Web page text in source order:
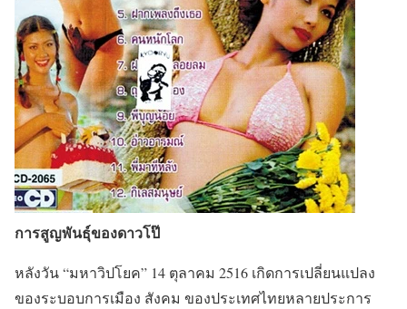
การสูญพันธุ์ของดาวโป๊
หลังวัน “มหาวิปโยค” 14 ตุลาคม 2516 เกิดการเปลี่ยนแปลง
ของระบอบการเมือง สังคม ของประเทศไทยหลายประการ